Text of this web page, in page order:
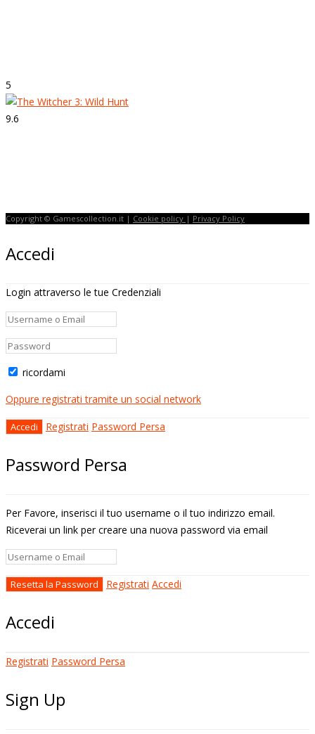
5
9.6
Copyright © Gamescollection.it | Cookie policy | Privacy Policy
Accedi
Login attraverso le tue Credenziali
ricordami
Oppure registrati tramite un social network
Registrati Password Persa
Password Persa
Per Favore, inserisci il tuo username o il tuo indirizzo email.
Riceverai un link per creare una nuova password via email
Registrati Accedi
Accedi
Registrati Password Persa
Sign Up